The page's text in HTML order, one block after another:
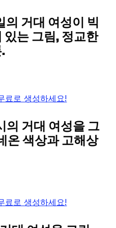
의 거대 여성이 빅
있는 그림, 정교한
료로 생성하세요!
의 거대 여성을 그
온 색상과 고해상
료로 생성하세요!